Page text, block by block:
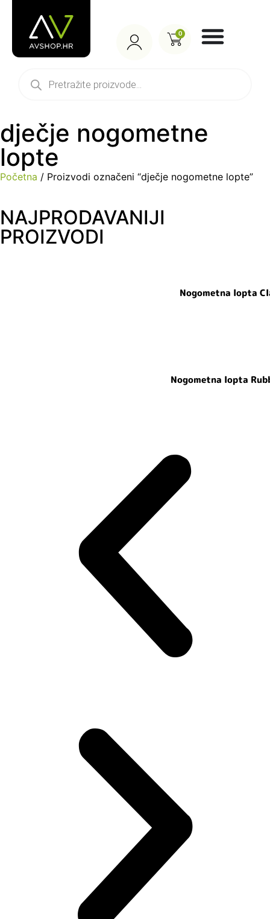
0
dječje nogometne
lopte
Početna / Proizvodi označeni “dječje nogometne lopte”
NAJPRODAVANIJI
PROIZVODI
Nogometna lopta
Nogometna lopta